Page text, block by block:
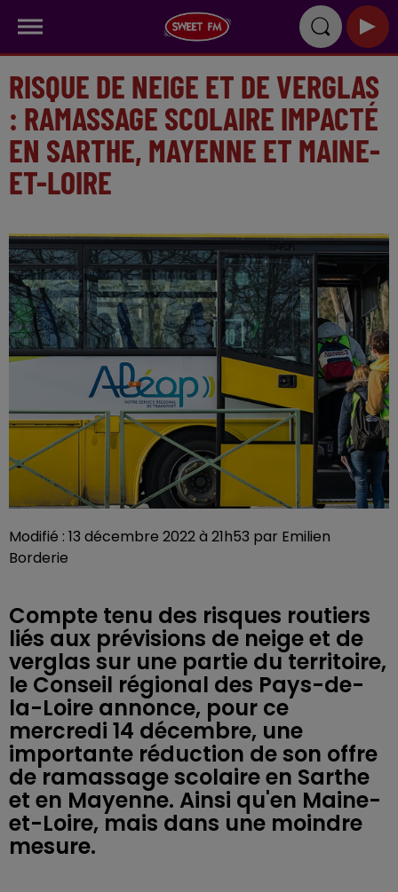
RISQUE DE NEIGE ET DE VERGLAS
: RAMASSAGE SCOLAIRE IMPACTÉ
EN SARTHE, MAYENNE ET MAINE-
ET-LOIRE
Modifié : 13 décembre 2022 à 21h53 par Emilien
Borderie
Compte tenu des risques routiers
liés aux prévisions de neige et de
verglas sur une partie du territoire,
le Conseil régional des Pays-de-
la-Loire annonce, pour ce
mercredi 14 décembre, une
importante réduction de son offre
de ramassage scolaire en Sarthe
et en Mayenne. Ainsi qu'en Maine-
et-Loire, mais dans une moindre
mesure.